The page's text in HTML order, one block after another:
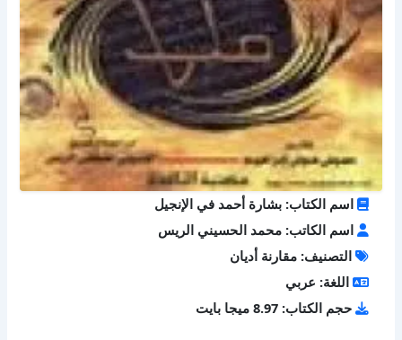
اسم الكتاب: بشارة أحمد في الإنجيل
اسم الكاتب: محمد الحسيني الريس
التصنيف: مقارنة أديان
اللغة: عربي
حجم الكتاب: 8.97 ميجا بايت